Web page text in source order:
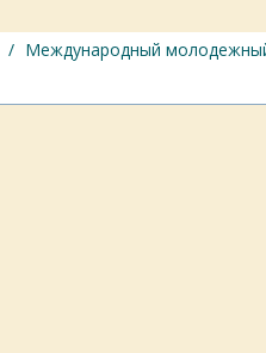
/ Международный